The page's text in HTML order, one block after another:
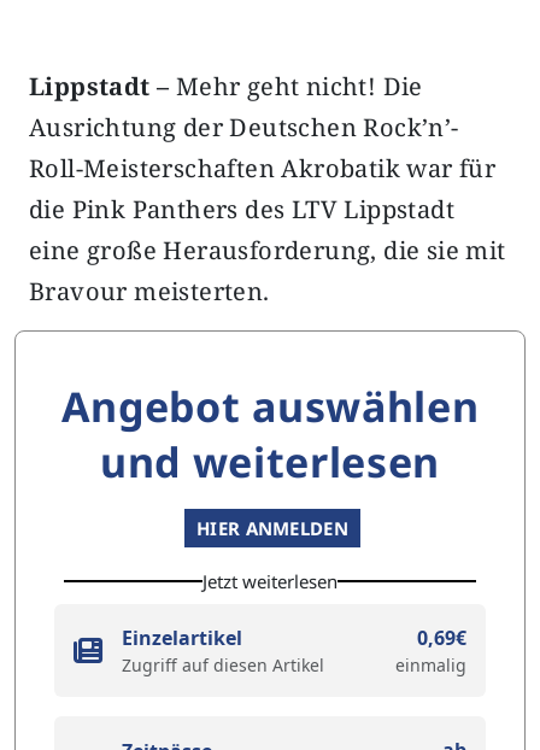
Lippstadt – Mehr geht nicht! Die
Ausrichtung der Deutschen Rock’n’-
Roll-Meisterschaften Akrobatik war für
die Pink Panthers des LTV Lippstadt
eine große Herausforderung, die sie mit
Bravour meisterten.
Angebot auswählen
und weiterlesen
HIER ANMELDEN
Jetzt weiterlesen
Einzelartikel
Zugriff auf diesen Artikel
0,69€
einmalig